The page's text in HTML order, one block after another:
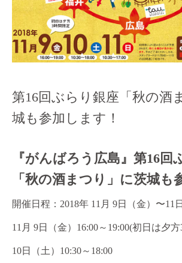
第16回ぶらり銀座「秋の酒
城も参加します！
『がんばろう広島』第16回
「秋の酒まつり」に茨城も
開催日程：2018年 11月 9日（金）〜11
11月 9日（金）16:00～19:00(初日は夕方
10日（土）10:30～18:00